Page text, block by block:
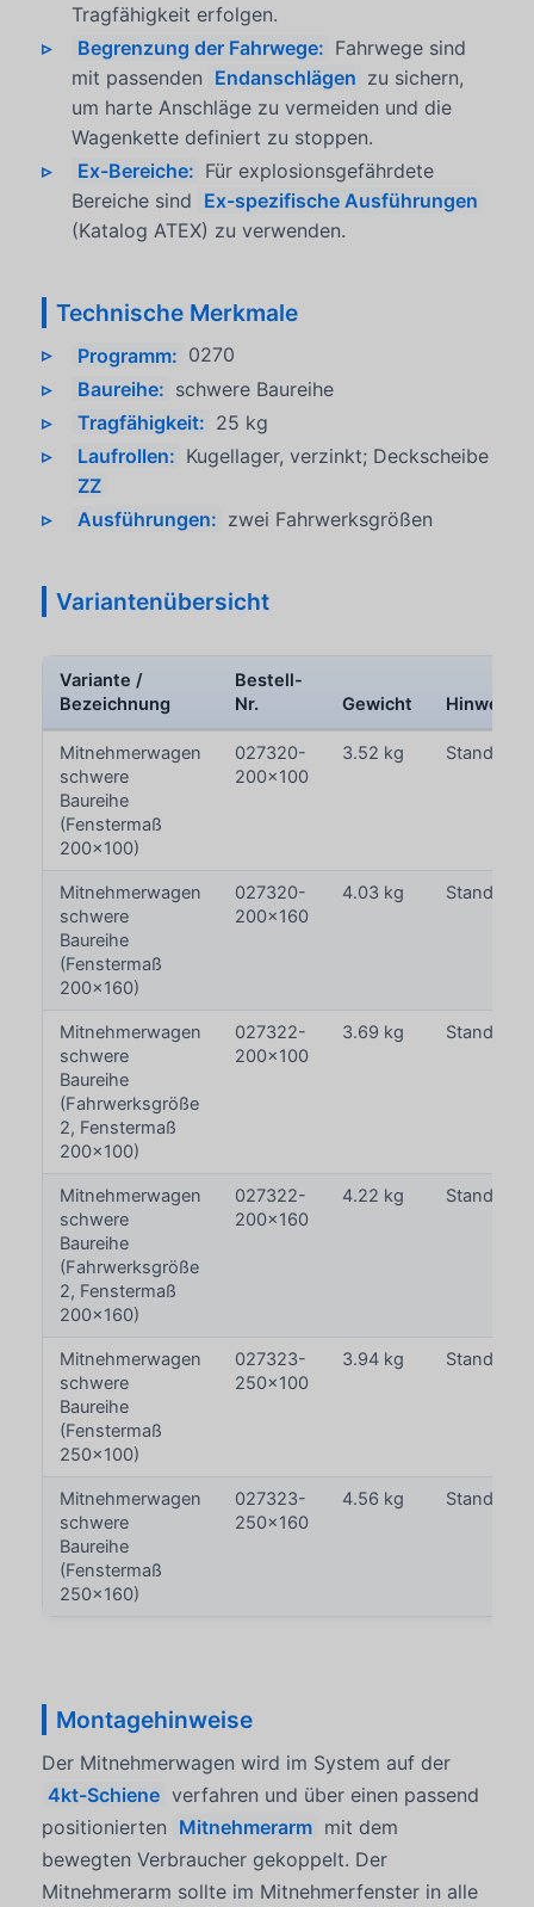
Tragfähigkeit erfolgen.
Begrenzung der Fahrwege: Fahrwege sind
mit passenden Endanschlägen zu sichern,
um harte Anschläge zu vermeiden und die
Wagenkette definiert zu stoppen.
Ex-Bereiche: Für explosionsgefährdete
Bereiche sind Ex-spezifische Ausführungen
(Katalog ATEX) zu verwenden.
Technische Merkmale
Programm: 0270
Baureihe: schwere Baureihe
Tragfähigkeit: 25 kg
Laufrollen: Kugellager, verzinkt; Deckscheibe
ZZ
Ausführungen: zwei Fahrwerksgrößen
Variantenübersicht
Variante /
Bezeichnung
Bestell-
Nr.
Gewicht Hinweis
Mitnehmerwagen
schwere
Baureihe
(Fenstermaß
200x100)
027320-
200x100
3.52 kg
Mitnehmerwagen
schwere
Baureihe
(Fenstermaß
200x160)
027320-
200x160
4.03 kg
Mitnehmerwagen
schwere
Baureihe
(Fahrwerksgröße
2, Fenstermaß
200x100)
027322-
200x100
3.69 kg
Mitnehmerwagen
schwere
Baureihe
(Fahrwerksgröße
2, Fenstermaß
200x160)
027322-
200x160
4.22 kg
Mitnehmerwagen
schwere
Baureihe
(Fenstermaß
250x100)
027323-
250x100
3.94 kg
Mitnehmerwagen
schwere
Baureihe
(Fenstermaß
250x160)
027323-
250x160
4.56 kg
Montagehinweise
Der Mitnehmerwagen wird im System auf der
4kt-Schiene verfahren und über einen passend
positionierten Mitnehmerarm mit dem
bewegten Verbraucher gekoppelt. Der
Mitnehmerarm sollte im Mitnehmerfenster in alle